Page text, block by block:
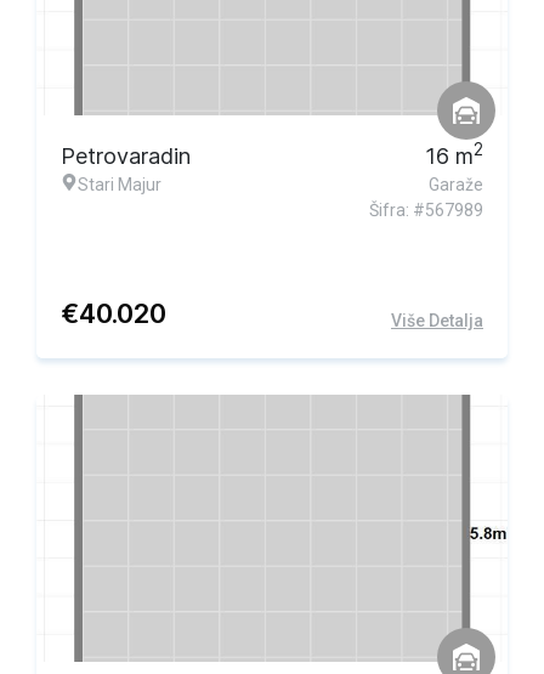
Petrovaradin
Stari Majur
16 m2
Garaže
Šifra: #567989
€40.020 Više Detalja